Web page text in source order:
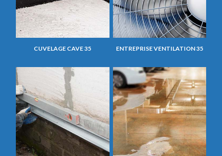
CUVELAGE CAVE 35 ENTREPRISE VENTILATION 35